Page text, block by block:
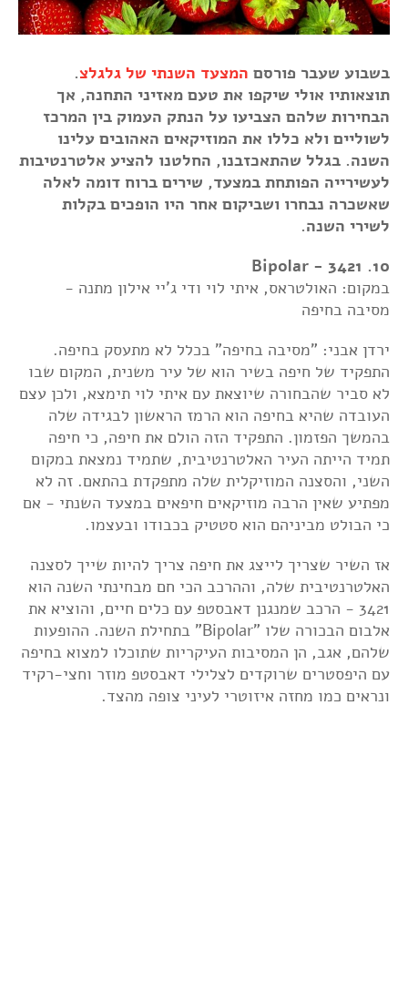
בשבוע שעבר פורסם המצעד השנתי של גלגלצ.
תוצאותיו אולי שיקפו את טעם מאזיני התחנה, אך
הבחירות שלהם הצביעו על הנתק העמוק בין המרכז
לשוליים ולא כללו את המוזיקאים האהובים עלינו
השנה. בגלל שהתאכזבנו, החלטנו להציע אלטרנטיבות
לעשירייה הפותחת במצעד, שירים ברוח דומה לאלה
שאשכרה נבחרו ושביקום אחר היו הופכים בקלות
לשירי השנה.
10. 3421 - Bipolar
במקום: האולטראס, איתי לוי ודי ג'יי אילון מתנה -
מסיבה בחיפה
ירדן אבני: "מסיבה בחיפה" בכלל לא מתעסק בחיפה.
התפקיד של חיפה בשיר הוא של עיר משנית, המקום שבו
לא סביר שהבחורה שיוצאת עם איתי לוי תימצא, ולכן עצם
העובדה שהיא בחיפה הוא הרמז הראשון לבגידה שלה
בהמשך הפזמון. התפקיד הזה הולם את חיפה, כי חיפה
תמיד הייתה העיר האלטרנטיבית, שתמיד נמצאת במקום
השני, והסצנה המוזיקלית שלה מתפקדת בהתאם. זה לא
מפתיע שאין הרבה מוזיקאים חיפאים במצעד השנתי - אם
כי הבולט מביניהם הוא סטטיק בכבודו ובעצמו.
אז השיר שצריך לייצג את חיפה צריך להיות שייך לסצנה
האלטרנטיבית שלה, וההרכב הכי חם מבחינתי השנה הוא
3421 - הרכב שמנגנן דאבסטפ עם כלים חיים, והוציא את
אלבום הבכורה שלו "Bipolar" בתחילת השנה. ההופעות
שלהם, אגב, הן המסיבות העיקריות שתוכלו למצוא בחיפה
עם היפסטרים שרוקדים לצלילי דאבסטפ מוזר וחצי-רקיד
ונראים כמו מחזה איזוטרי לעיני צופה מהצד.